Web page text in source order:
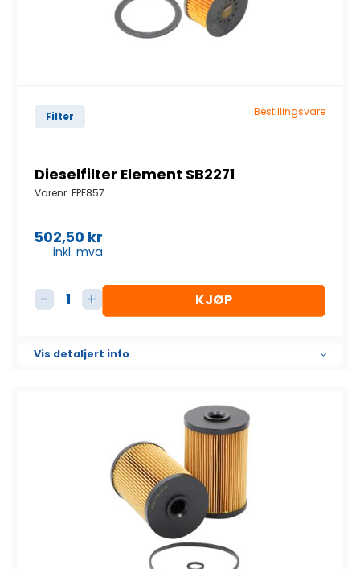
Filter Bestillingsvare
Dieselfilter Element SB2271
Varenr. FPF857
502,50 kr
inkl. mva
Dieselfilter Element SB2271 antall
KJØP
Vis detaljert info